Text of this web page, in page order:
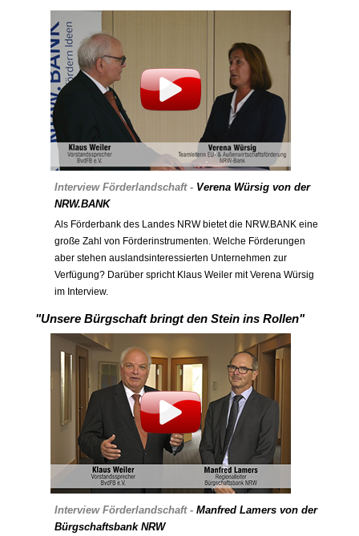
Interview Förderlandschaft - Verena Würsig von der
NRW.BANK
Als Förderbank des Landes NRW bietet die NRW.BANK eine
große Zahl von Förderinstrumenten. Welche Förderungen
aber stehen auslandsinteressierten Unternehmen zur
Verfügung? Darüber spricht Klaus Weiler mit Verena Würsig
im Interview.
"Unsere Bürgschaft bringt den Stein ins Rollen"
Interview Förderlandschaft -Manfred Lamers von der
Bürgschaftsbank NRW